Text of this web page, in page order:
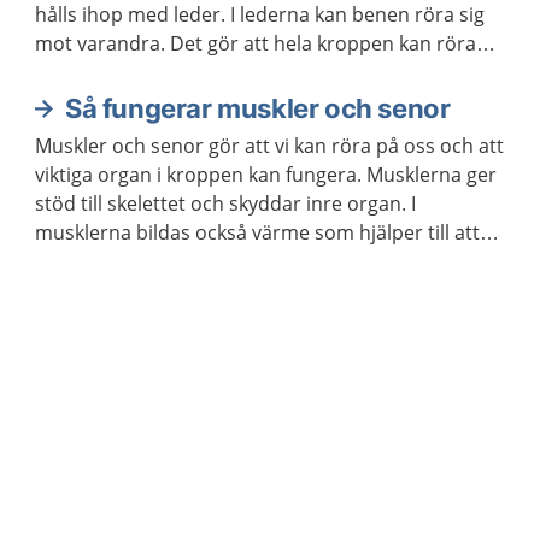
hålls ihop med leder. I lederna kan benen röra sig
mot varandra. Det gör att hela kroppen kan röra
Så fungerar muskler och senor
Muskler och senor gör att vi kan röra på oss och att
viktiga organ i kroppen kan fungera. Musklerna ger
stöd till skelettet och skyddar inre organ. I
musklerna bildas också värme som hjälper till att